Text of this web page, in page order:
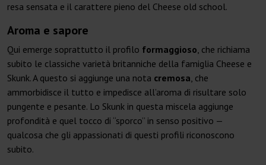
resa sensata e il carattere pieno del Cheese old school.
Aroma e sapore
Qui emerge soprattutto il profilo formaggioso, che richiama
subito le classiche varietà britanniche della famiglia Cheese e
Skunk. A questo si aggiunge una nota cremosa, che
ammorbidisce il tutto e impedisce all’aroma di risultare solo
pungente e pesante. Lo Skunk in questa miscela aggiunge
profondità e quel tocco di “sporco” in senso positivo —
qualcosa che gli appassionati di questi profili riconoscono
subito.